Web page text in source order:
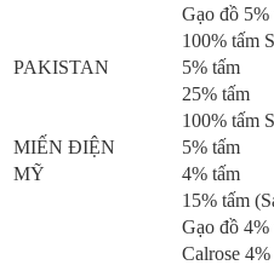
Gạo đồ 5%
100% tấm
PAKISTAN
5% tấm
25% tấm
100% tấm
MIẾN ĐIỆN
5% tấm
MỸ
4% tấm
15% tấm
Gạo đồ 4%
Calrose 4%